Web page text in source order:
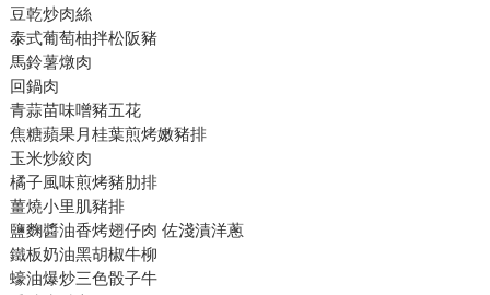
豆乾炒肉絲
泰式葡萄柚拌松阪豬
馬鈴薯燉肉
回鍋肉
青蒜苗味噌豬五花
焦糖蘋果月桂葉煎烤嫩豬排
玉米炒絞肉
橘子風味煎烤豬肋排
薑燒小里肌豬排
鹽麴醬油香烤翅仔肉 佐淺漬洋蔥
鐵板奶油黑胡椒牛柳
蠔油爆炒三色骰子牛